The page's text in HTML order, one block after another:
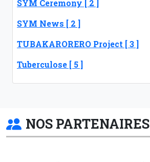
SYM Ceremony [ 2 ]
SYM News [ 2 ]
TUBAKARORERO Project [ 3 ]
Tuberculose [ 5 ]
NOS PARTENAIRES